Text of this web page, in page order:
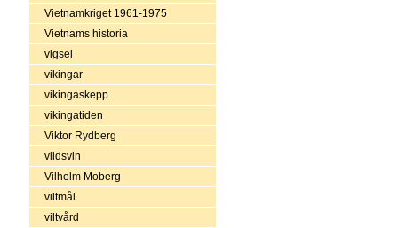
Vietnamkriget 1961-1975
Vietnams historia
vigsel
vikingar
vikingaskepp
vikingatiden
Viktor Rydberg
vildsvin
Vilhelm Moberg
viltmål
viltvård